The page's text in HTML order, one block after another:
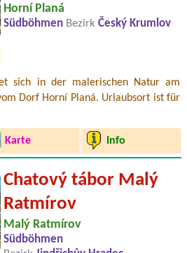
Horní Planá
Südböhmen Bezirk Český Krumlov
sich in der malerischen Natur am
Dorf Horní Planá. Urlaubsort ist für
Karte Info
Chatový tábor Malý
Ratmírov
Malý Ratmírov
Südböhmen